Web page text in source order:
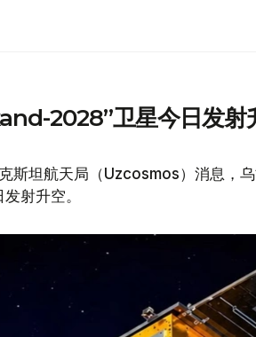
2028”卫星今日发射
斯坦航天局（Uzcosmos）消息，
射升空。